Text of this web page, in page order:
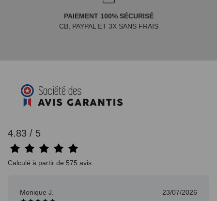
PAIEMENT 100% SÉCURISÉ
CB, PAYPAL ET 3X SANS FRAIS
4.83 / 5
Calculé à partir de 575 avis.
Monique J. 23/07/2026